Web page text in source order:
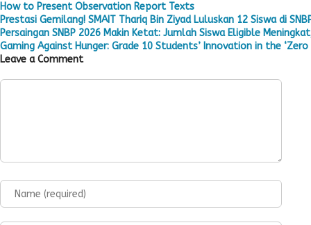
How to Present Observation Report Texts
Prestasi Gemilang! SMAIT Thariq Bin Ziyad Luluskan 12 Siswa di
Persaingan SNBP 2026 Makin Ketat: Jumlah Siswa Eligible
Gaming Against Hunger: Grade 10 Students’ Innovation in the ‘Zero
Leave a Comment